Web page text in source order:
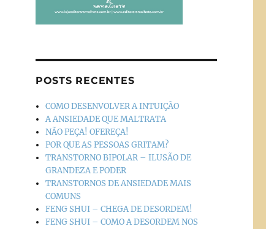
POSTS RECENTES
COMO DESENVOLVER A INTUIÇÃO
A ANSIEDADE QUE MALTRATA
NÃO PEÇA! OFEREÇA!
POR QUE AS PESSOAS GRITAM?
TRANSTORNO BIPOLAR – ILUSÃO DE
GRANDEZA E PODER
TRANSTORNOS DE ANSIEDADE MAIS
COMUNS
FENG SHUI – CHEGA DE DESORDEM!
FENG SHUI – COMO A DESORDEM NOS